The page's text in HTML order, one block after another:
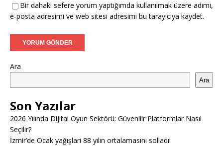
Bir dahaki sefere yorum yaptığımda kullanılmak üzere adımı,
e-posta adresimi ve web sitesi adresimi bu tarayıcıya kaydet.
Ara
Ara
Son Yazılar
2026 Yılında Dijital Oyun Sektörü: Güvenilir Platformlar Nasıl
Seçilir?
İzmir’de Ocak yağışları 88 yılın ortalamasını solladı!